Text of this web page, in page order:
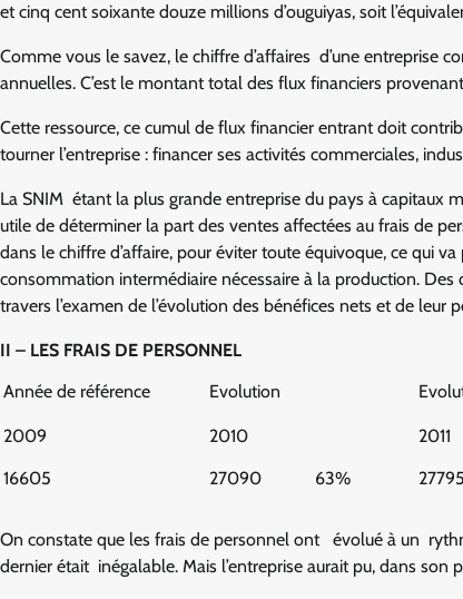
et cinq cent soixante douze millions d’ouguiyas, soit
Comme vous le savez, le chiffre d’affaires d’une entreprise
annuelles. C’est le montant total des flux financiers
Cette ressource, ce cumul de flux financier entrant doit
tourner l’entreprise : financer ses activités commerciales,
La SNIM étant la plus grande entreprise du pays à capitaux
utile de déterminer la part des ventes affectées au frais de
dans le chiffre d’affaire, pour éviter toute équivoque, ce qui
consommation intermédiaire nécessaire à la production.
travers l’examen de l’évolution des bénéfices nets et de leur
II – LES FRAIS DE PERSONNEL
Année de référence
2009
Evolution
2010 2011
16605
27090 63% 27795
On constate que les frais de personnel ont évolué à un
dernier était inégalable. Mais l’entreprise aurait pu, dans son